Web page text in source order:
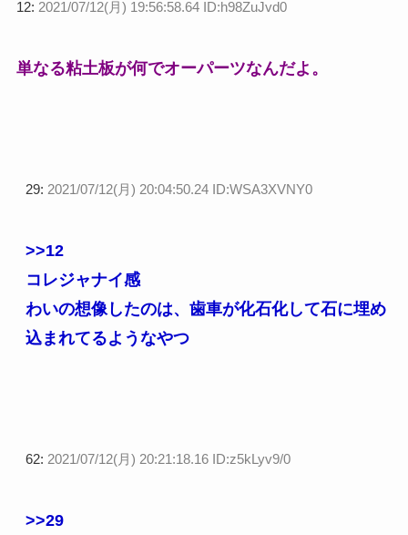
12: 2021/07/12(月) 19:56:58.64 ID:h98ZuJvd0
単なる粘土板が何でオーパーツなんだよ。
29: 2021/07/12(月) 20:04:50.24 ID:WSA3XVNY0
>>12
コレジャナイ感
わいの想像したのは、歯車が化石化して石に埋め
込まれてるようなやつ
62: 2021/07/12(月) 20:21:18.16 ID:z5kLyv9/0
>>29